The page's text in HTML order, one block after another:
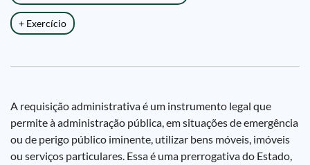
+ Exercício
A requisição administrativa é um instrumento legal que
permite à administração pública, em situações de emergência
ou de perigo público iminente, utilizar bens móveis, imóveis
ou serviços particulares. Essa é uma prerrogativa do Estado,